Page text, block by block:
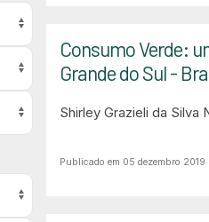
Consumo Verde:
Grande do Sul -
Shirley Grazieli da Silva
Publicado em 05 dezembro 2019